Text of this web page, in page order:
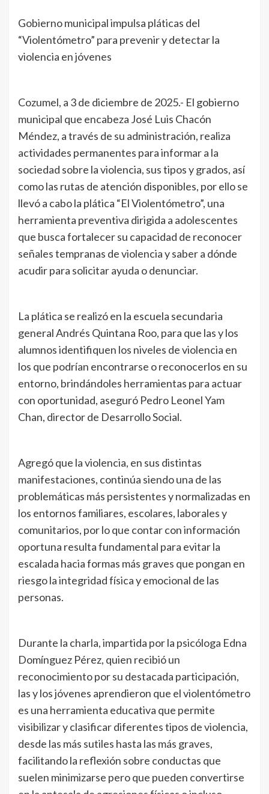
Gobierno municipal impulsa pláticas del
“Violentómetro” para prevenir y detectar la
violencia en jóvenes
Cozumel, a 3 de diciembre de 2025.- El gobierno
municipal que encabeza José Luis Chacón
Méndez, a través de su administración, realiza
actividades permanentes para informar a la
sociedad sobre la violencia, sus tipos y grados, así
como las rutas de atención disponibles, por ello se
llevó a cabo la plática “El Violentómetro”, una
herramienta preventiva dirigida a adolescentes
que busca fortalecer su capacidad de reconocer
señales tempranas de violencia y saber a dónde
acudir para solicitar ayuda o denunciar.
La plática se realizó en la escuela secundaria
general Andrés Quintana Roo, para que las y los
alumnos identifiquen los niveles de violencia en
los que podrían encontrarse o reconocerlos en su
entorno, brindándoles herramientas para actuar
con oportunidad, aseguró Pedro Leonel Yam
Chan, director de Desarrollo Social.
Agregó que la violencia, en sus distintas
manifestaciones, continúa siendo una de las
problemáticas más persistentes y normalizadas en
los entornos familiares, escolares, laborales y
comunitarios, por lo que contar con información
oportuna resulta fundamental para evitar la
escalada hacia formas más graves que pongan en
riesgo la integridad física y emocional de las
personas.
Durante la charla, impartida por la psicóloga Edna
Domínguez Pérez, quien recibió un
reconocimiento por su destacada participación,
las y los jóvenes aprendieron que el violentómetro
es una herramienta educativa que permite
visibilizar y clasificar diferentes tipos de violencia,
desde las más sutiles hasta las más graves,
facilitando la reflexión sobre conductas que
suelen minimizarse pero que pueden convertirse